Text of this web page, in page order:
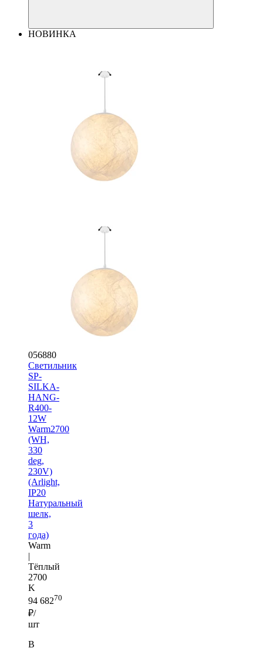
НОВИНКА
056880
Светильник
SP-
SILKA-
HANG-
R400-
12W
Warm2700
(WH,
330
deg,
230V)
(Arlight,
IP20
Натуральный
шелк,
3
года)
Warm
|
Тёплый
2700
K
94 68270
₽/
шт
В